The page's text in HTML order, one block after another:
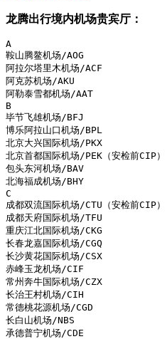
龙腾出行境内机场贵宾厅：
A
鞍山腾鳌机场/AOG
阿拉尔塔里木机场/ACF
阿克苏机场/AKU
阿勒泰雪都机场/AAT
B
毕节飞雄机场/BFJ
博乐阿拉山口机场/BPL
北京大兴国际机场/PKX
北京首都国际机场/PEK（安检前CIP）
包头东河机场/BAV
北海福成机场/BHY
C
成都双流国际机场/CTU（安检前CIP）
成都天府国际机场/TFU
重庆江北国际机场/CKG
长春龙嘉国际机场/CGQ
长沙黄花国际机场/CSX
赤峰玉龙机场/CIF
常州奔牛国际机场/CZX
长治王村机场/CIH
常德桃花源机场/CGD
长白山机场/NBS
承德普宁机场/CDE